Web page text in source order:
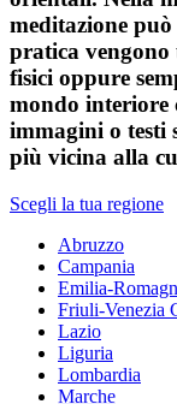
meditazione può
pratica vengono
fisici oppure
mondo interiore
immagini o testi
più vicina alla
Scegli la tua regione
Abruzzo
Campania
Emilia-
Friuli-Venezia
Lazio
Liguria
Lombardia
Marche